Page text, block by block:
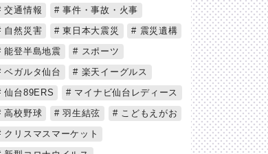
交通情報
事件・事故・火事
自然災害
東日本大震災
震災遺構
能登半島地震
スポーツ
ベガルタ仙台
楽天イーグルス
仙台89ERS
マイナビ仙台レディース
高校野球
羽生結弦
こどもえがお
クリスマスマーケット